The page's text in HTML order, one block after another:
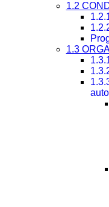
1.2
1.3